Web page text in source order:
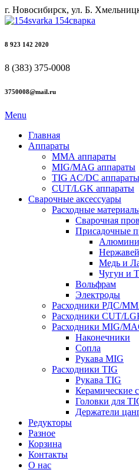
г. Новосибирск, ул. Б.
8 923 142 2020
8 (383) 375-0008
3750008@mail.ru
Menu
Главная
Аппараты
ММА аппараты
MIG/MAG аппараты
TIG AC/DC аппараты
CUT/LGK аппараты
Сварочные аксессуары
Расходные
Сварочная
Присадочные
Медь и
Чугун и
Вольфрам
Электроды
Расходники РДС/
Расходники CUT/
Расходники MIG/
Наконечники
Сопла
Рукава MIG
Расходники TIG
Рукава TIG
Керамические
Головки для
Держатели
Редукторы
Разное
Корзина
Контакты
О нас